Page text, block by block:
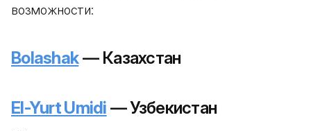
возможности:
Bolashak— Казахстан
El-Yurt Umidi — Узбекистан